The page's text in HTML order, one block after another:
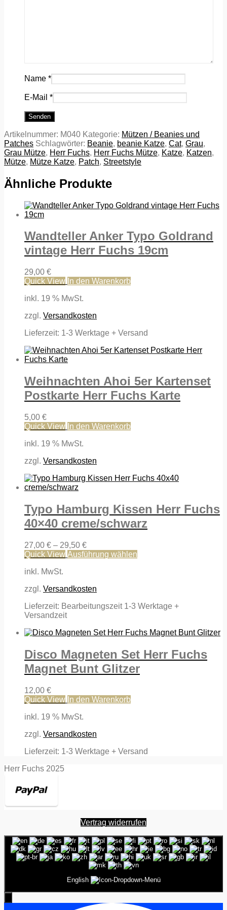
Name *
E-Mail *
Artikelnummer: M040 Kategorie: Mützen / Beanies und
Patches Schlagwörter: Beanie, beanie Katze, Cat, Grau,
Grau Mütze, Herr Fuchs, Herr Fuchs Mütze, Katze, Katzen,
Mütze, Mütze Katze, Patch, Streetstyle
Ähnliche Produkte
Wandteller Anker Typo Goldrand
vintage Herr Fuchs 19cm
29,00 €
Quick View In den Warenkorb
inkl. 19 % MwSt.
zzgl. Versandkosten
Lieferzeit: 1-3 Werktage + Versand
Weihnachten Ahoi 5er Kartenset
Postkarte Herr Fuchs Karte
5,00 €
Quick View In den Warenkorb
inkl. 19 % MwSt.
zzgl. Versandkosten
Typo Hamburg Kissen Herr Fuchs
40×40 creme/schwarz
27,00 € – 29,50 €
Quick View Ausführung wählen
Die
auf
Produktseite
gewählt
werden
inkl. MwSt.
zzgl. Versandkosten
Lieferzeit: Bearbeitungszeit 1-3 Werktage +
Versandzeit
Disco Magneten Set Herr Fuchs
Magnet Bunt Glitzer
12,00 €
Quick View In den Warenkorb
inkl. 19 % MwSt.
zzgl. Versandkosten
Lieferzeit: 1-3 Werktage + Versand
Herr Fuchs 2025
Vertrag widerrufen
English